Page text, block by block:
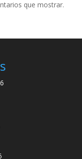
que mostrar.